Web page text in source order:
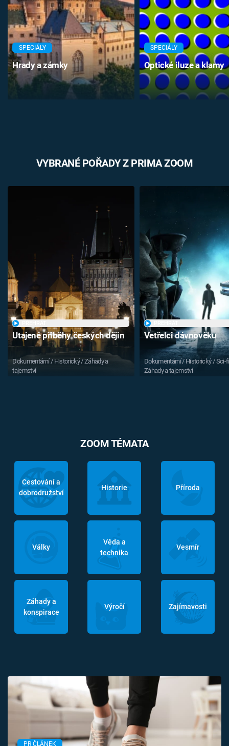
SPECIÁLY
Hrady a zámky
SPECIÁLY
Optické iluze a klamy
VYBRANÉ POŘADY Z PRIMA ZOOM
Utajené příběhy českých dějin
Dokumentární / Historický / Záhady a
tajemství
Vetřelci dávnověku
Dokumentární / Historický / Sci-
Záhady a tajemství
ZOOM TÉMATA
Cestování a
dobrodružství
Historie Příroda
Války
Věda a
technika
Vesmír
Záhady a
konspirace
Výročí Zajímavosti
PR ČLÁNEK